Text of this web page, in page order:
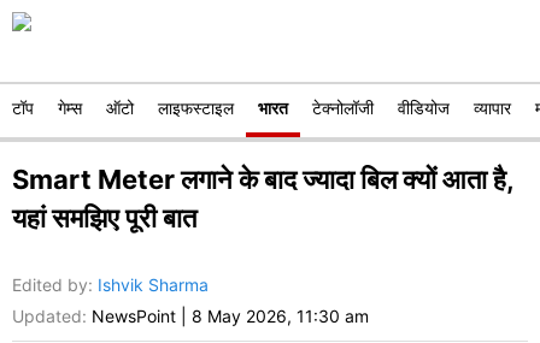
टॉप गेम्स ऑटो लाइफस्टाइल भारत टेक्नोलॉजी वीडियोज व्यापार
Smart Meter लगाने के बाद ज्यादा बिल क्यों आता है,
यहां समझिए पूरी बात
Edited by: Ishvik Sharma
Updated: NewsPoint 8 May 2026, 11:30 am